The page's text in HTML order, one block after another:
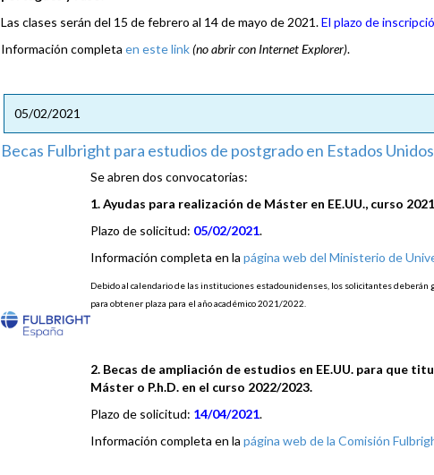
Las clases serán del 15 de febrero al 14 de mayo de 2021.El plazo de
Información completa en este link(no abrir con Internet Explorer).
05/02/2021
Becas Fulbright para estudios de postgrado en Estados Unidos
Se abren dos convocatorias:
1. Ayudas para realización de Máster en EE.UU., curso
Plazo de solicitud: 05/02/2021.
Información completa en la página web del Ministerio de
Debido al calendario de las instituciones estadounidenses, los solicitantes deberán
para obtener plaza para el año académico 2021/2022.
2. Becas de ampliación de estudios en EE.UU. para que
Máster o P.h.D. en el curso 2022/2023.
Plazo de solicitud: 14/04/2021.
Información completa en la página web de la Comisión